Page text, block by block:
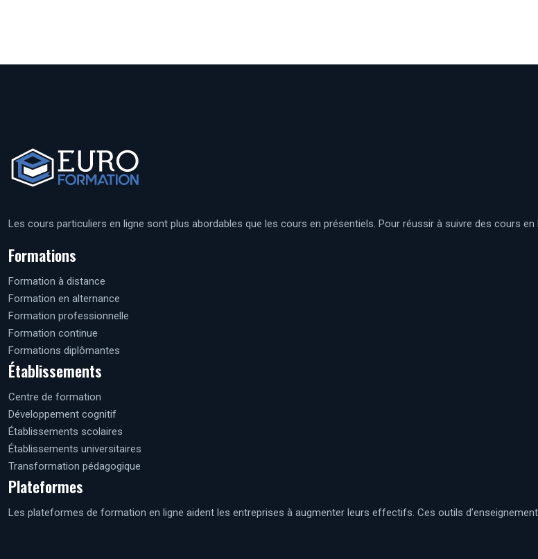
Les cours particuliers en ligne sont plus abordables que les cours en présentiels. Pour réussir à suivre des cours en
Formations
Formation à distance
Formation en alternance
Formation professionnelle
Formation continue
Formations diplômantes
Établissements
Centre de formation
Développement cognitif
Établissements scolaires
Établissements universitaires
Transformation pédagogique
Plateformes
Les plateformes de formation en ligne aident les entreprises à augmenter leurs effectifs. Ces outils